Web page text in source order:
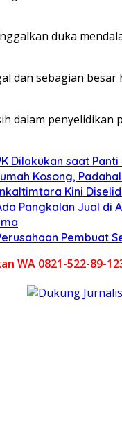
duka
dan sebagian
dalam penyelidikan
Dilakukan saat
Kosong,
Kini
Pangkalan Jual di
Pembuat
WA 0821-522-89-